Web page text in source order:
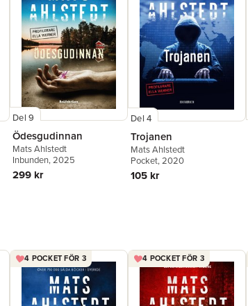
Del 9
Ödesgudinnan
Mats Ahlstedt
Inbunden, 2025
299 kr
Del 4
Trojanen
Mats Ahlstedt
Pocket, 2020
105 kr
4 POCKET FÖR 3 4 POCKET FÖR 3